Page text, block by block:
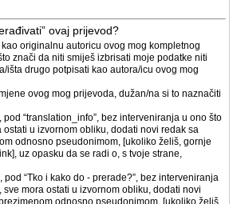
ovaj prijevod?
originalnu autoricu ovog mog kompletnog
znači da niti smiješ izbrisati moje podatke niti
išta drugo potpisati kao autora/icu ovog mog
ovog mog prijevoda, dužan/na si to naznačiti
pod “translation_info”, bez interveniranja u ono što
ostati u izvornom obliku, dodati novi redak sa
odnosno pseudonimom, [ukoliko želiš, gornje
uz opasku da se radi o, s tvoje strane,
pod “Tko i kako do - prerade?”, bez interveniranja
mora ostati u izvornom obliku, dodati novi
odnosno pseudonimom, [ukoliko želiš